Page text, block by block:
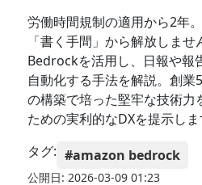
労働時間規制の適用から2年
「書く手間」から解放しま
Bedrockを活用し、日報や報
自動化する手法を解説。創
の構築で培った堅牢な技術力
ための実利的なDXを提示しま
タグ: #amazon bedrock
公開日: 2026-03-09 01:23